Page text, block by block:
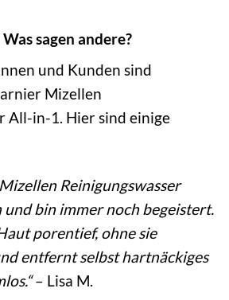
sagen andere?
und Kunden sind
Mizellen
All-in-1. Hier sind einige
Reinigungswasser
und bin immer noch begeistert.
porentief, ohne sie
entfernt selbst hartnäckiges
– Lisa M.